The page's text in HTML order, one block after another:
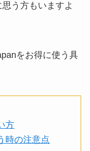
う方もいますよ
をお得に使う具
方
時の注意点